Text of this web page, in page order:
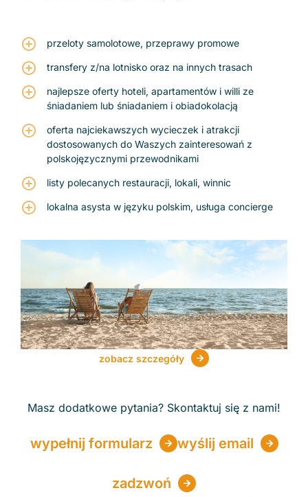
przeloty samolotowe, przeprawy promowe
transfery z/na lotnisko oraz na innych trasach
najlepsze oferty hoteli, apartamentów i willi ze
śniadaniem lub śniadaniem i obiadokolacją
oferta najciekawszych wycieczek i atrakcji
dostosowanych do Waszych zainteresowań z
polskojęzycznymi przewodnikami
listy polecanych restauracji, lokali, winnic
lokalna asysta w języku polskim, usługa concierge
zobacz szczegóły
Masz dodatkowe pytania? Skontaktuj się z nami!
wypełnij formularz wyślij email
zadzwoń